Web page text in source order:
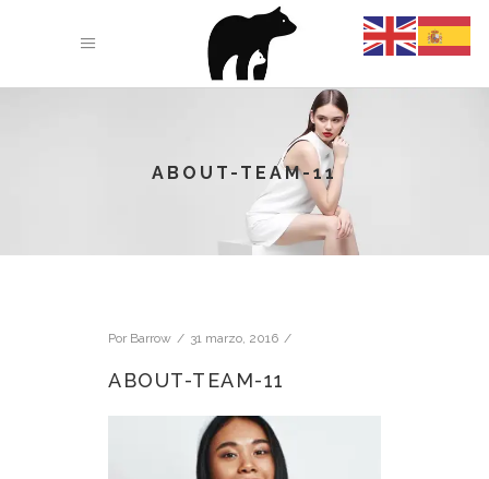
ABOUT-TEAM-11
Por Barrow 31 marzo, 2016
ABOUT-TEAM-11